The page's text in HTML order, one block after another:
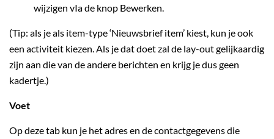
wijzigen vIa de knop Bewerken.
(Tip: als je als item-type ‘Nieuwsbrief item’ kiest, kun je ook
een activiteit kiezen. Als je dat doet zal de lay-out gelijkaardig
zijn aan die van de andere berichten en krijg je dus geen
kadertje.)
Voet
Op deze tab kun je het adres en de contactgegevens die